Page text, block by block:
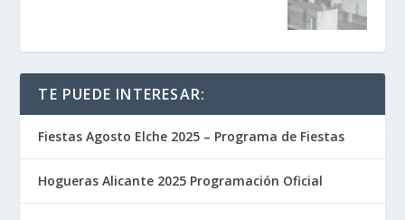
TE PUEDE INTERESAR:
Fiestas Agosto Elche 2025 – Programa de Fiestas
Hogueras Alicante 2025 Programación Oficial